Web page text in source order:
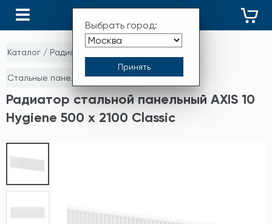
Выбрать город:
Каталог / Радиаторы отопления
Стальные панельные радиаторы
Радиатор стальной панельный AXIS 10
Hygiene 500 x 2100 Classic